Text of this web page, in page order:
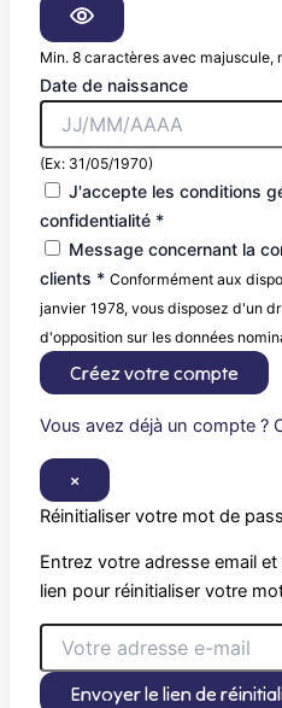
Min. 8 caractères avec majuscule,
Date de naissance
(Ex: 31/05/1970)
J'accepte les conditions
confidentialité *
Message concernant la
clients * Conformément aux
janvier 1978, vous disposez d'un
d'opposition sur les données
Créez votre compte
Vous avez déjà un compte ?
×
Réinitialiser votre mot de
Entrez votre adresse email
lien pour réinitialiser votre
Envoyer le lien de